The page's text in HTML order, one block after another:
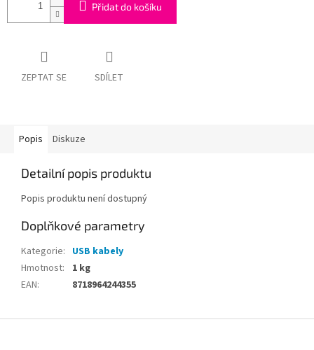
Přidat do košíku
ZEPTAT SE SDÍLET
Popis Diskuze
Detailní popis produktu
Popis produktu není dostupný
Doplňkové parametry
Kategorie: USB kabely
Hmotnost:
1 kg
EAN: 8718964244355